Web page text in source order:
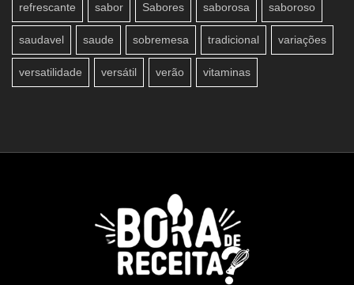
refrescante sabor Sabores saborosa saboroso
saudavel saude sobremesa tradicional variações
versatilidade versátil verão vitaminas